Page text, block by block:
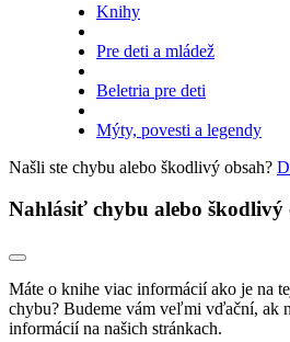
Knihy
Pre deti a mládež
Beletria pre deti
Mýty, povesti a legendy
Našli ste chybu alebo škodlivý obsah?
Nahlásiť chybu alebo škodlivý
Máte o knihe viac informácií ako je na
chybu? Budeme vám veľmi vďační, ak
informácií na našich stránkach.